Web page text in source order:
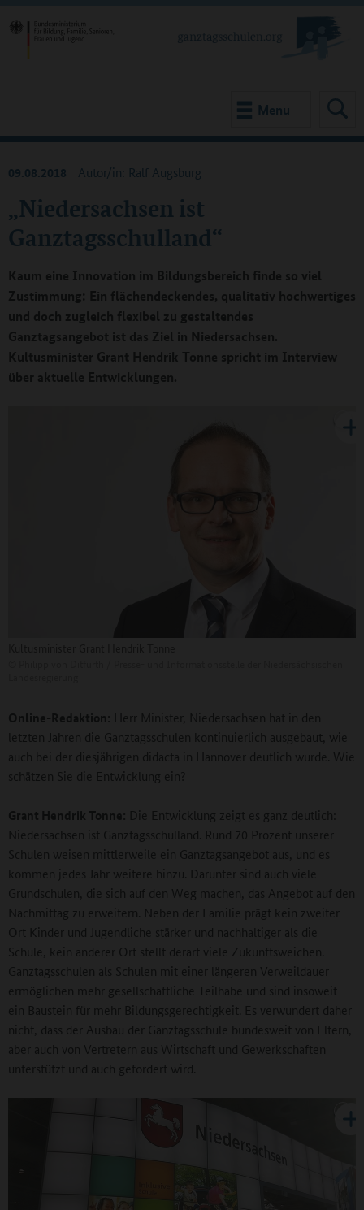
Menu
„Niedersachsen ist
Ganztagsschulland“
09.08.2018 Autor/in: Ralf Augsburg
Kaum eine Innovation im Bildungsbereich finde so viel
Zustimmung: Ein flächendeckendes, qualitativ hochwertiges
und doch zugleich flexibel zu gestaltendes
Ganztagsangebot ist das Ziel in Niedersachsen.
Kultusminister Grant Hendrik Tonne spricht im Interview
über aktuelle Entwicklungen.
Online-Redaktion: Herr Minister, Niedersachsen hat in den
letzten Jahren die Ganztagsschulen kontinuierlich ausgebaut, wie
auch bei der diesjährigen didacta in Hannover deutlich wurde. Wie
schätzen Sie die Entwicklung ein?
Grant Hendrik Tonne: Die Entwicklung zeigt es ganz deutlich:
Niedersachsen ist Ganztagsschulland. Rund 70 Prozent unserer
Schulen weisen mittlerweile ein Ganztagsangebot aus, und es
kommen jedes Jahr weitere hinzu. Darunter sind auch viele
Grundschulen, die sich auf den Weg machen, das Angebot auf den
Nachmittag zu erweitern. Neben der Familie prägt kein zweiter
Ort Kinder und Jugendliche stärker und nachhaltiger als die
Schule, kein anderer Ort stellt derart viele Zukunftsweichen.
Ganztagsschulen als Schulen mit einer längeren Verweildauer
ermöglichen mehr gesellschaftliche Teilhabe und sind insoweit
ein Baustein für mehr Bildungsgerechtigkeit. Es verwundert daher
nicht, dass der Ausbau der Ganztagsschule bundesweit von Eltern,
aber auch von Vertretern aus Wirtschaft und Gewerkschaften
unterstützt und auch gefordert wird.